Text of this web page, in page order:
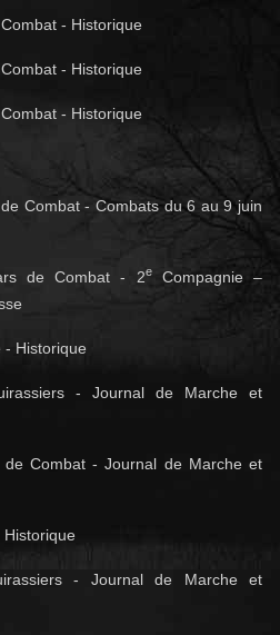
- Historique
- Historique
- Historique
Combat - Combats du 6 au 9 juin
de Combat - 2eCompagnie –
- Historique
- Journal de Marche et
de Combat - Journal de Marche et
Historique
- Journal de Marche et